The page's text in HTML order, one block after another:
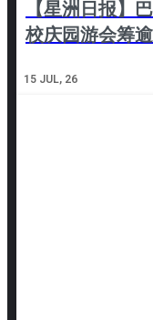
【星洲日报】
校庆园游会筹
15 JUL, 26